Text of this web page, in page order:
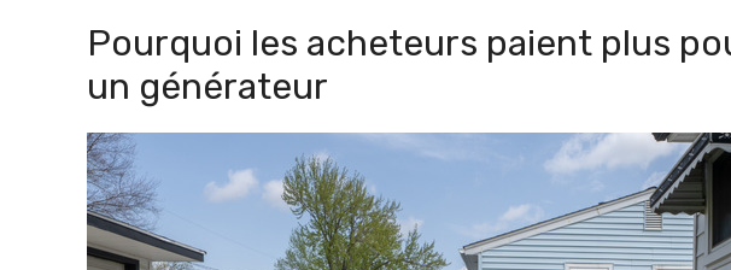
Pourquoi les acheteurs paient plus
un générateur